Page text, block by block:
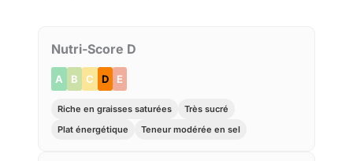
Nutri-Score D
A B C D E
Riche en graisses saturées
Très sucré
Plat énergétique
Teneur modérée en sel